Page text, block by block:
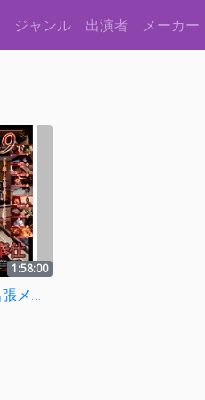
ジャンル 出演者 メーカー
1:58:00
VNDS-2453 出張メイドのワイセツご奉仕